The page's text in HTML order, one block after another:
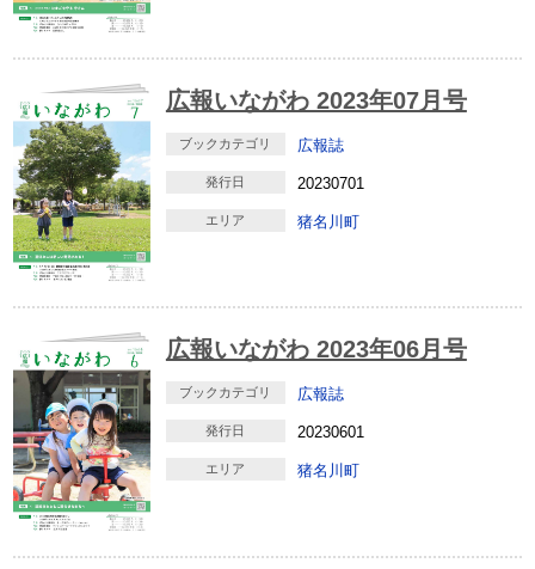
広報いながわ 2023年07月号
ブックカテゴリ 広報誌
発行日 20230701
エリア 猪名川町
広報いながわ 2023年06月号
ブックカテゴリ 広報誌
発行日 20230601
エリア 猪名川町